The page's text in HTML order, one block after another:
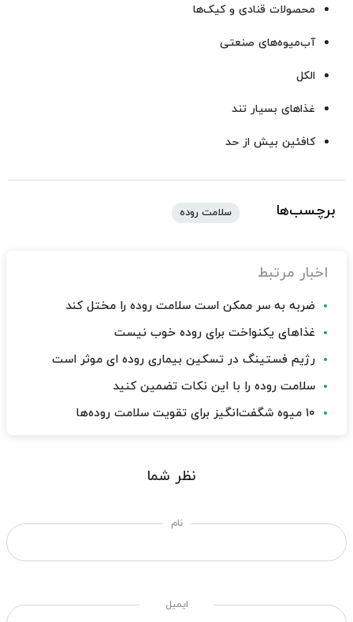
محصولات قنادی و کیک‌ها
آب‌میوه‌های صنعتی
الکل
غذاهای بسیار تند
کافئین بیش از حد
برچسب‌ها سلامت روده
اخبار مرتبط
ضربه به سر ممکن است سلامت روده را مختل کند
غذاهای یکنواخت برای روده خوب نیست
رژیم فستینگ در تسکین بیماری روده ای موثر است
سلامت روده را با این نکات تضمین کنید
۱۰ میوه شگفت‌انگیز برای تقویت سلامت روده‌ها
نظر شما
نام
ایمیل